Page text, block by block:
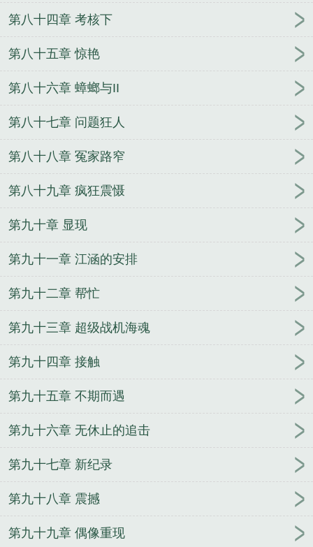
第八十四章 考核下
第八十五章 惊艳
第八十六章 蟑螂与II
第八十七章 问题狂人
第八十八章 冤家路窄
第八十九章 疯狂震慑
第九十章 显现
第九十一章 江涵的安排
第九十二章 帮忙
第九十三章 超级战机海魂
第九十四章 接触
第九十五章 不期而遇
第九十六章 无休止的追击
第九十七章 新纪录
第九十八章 震撼
第九十九章 偶像重现